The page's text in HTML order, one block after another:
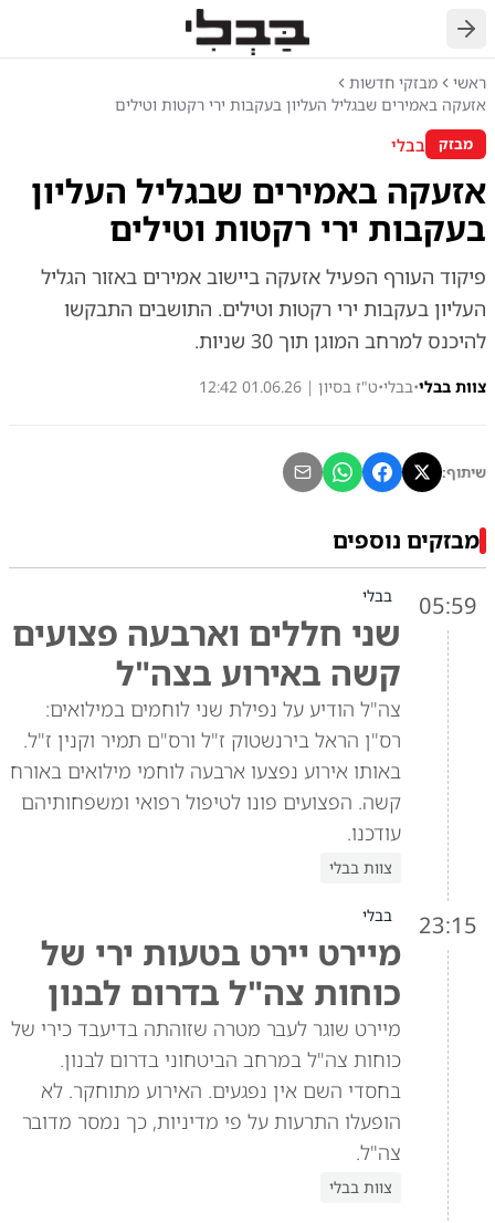
חזרה
ראשי
מבזקי חדשות
אזעקה באמירים שבגליל העליון בעקבות ירי רקטות וטילים
מבזק בבלי
אזעקה באמירים שבגליל העליון
בעקבות ירי רקטות וטילים
פיקוד העורף הפעיל אזעקה ביישוב אמירים באזור הגליל
העליון בעקבות ירי רקטות וטילים. התושבים התבקשו
להיכנס למרחב המוגן תוך 30 שניות.
צוות בבלי•בבלי•ט"ז בסיון | 01.06.26 12:42
שיתוף:
מבזקים נוספים
05:59 בבלי
שני חללים וארבעה פצועים
קשה באירוע בצה"ל
צה"ל הודיע על נפילת שני לוחמים במילואים:
רס"ן הראל בירנשטוק ז"ל ורס"ם תמיר וקנין ז"ל.
באותו אירוע נפצעו ארבעה לוחמי מילואים באורח
קשה. הפצועים פונו לטיפול רפואי ומשפחותיהם
עודכנו.
צוות בבלי
23:15 בבלי
מיירט יירט בטעות ירי של
כוחות צה"ל בדרום לבנון
מיירט שוגר לעבר מטרה שזוהתה בדיעבד כירי של
כוחות צה"ל במרחב הביטחוני בדרום לבנון.
בחסדי השם אין נפגעים. האירוע מתוחקר. לא
הופעלו התרעות על פי מדיניות, כך נמסר מדובר
צה"ל.
צוות בבלי